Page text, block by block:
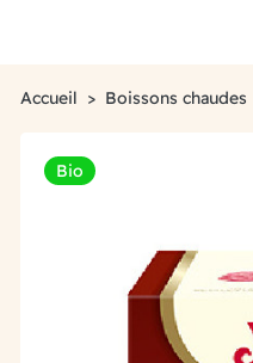
Accueil Boissons chaudes
Bio